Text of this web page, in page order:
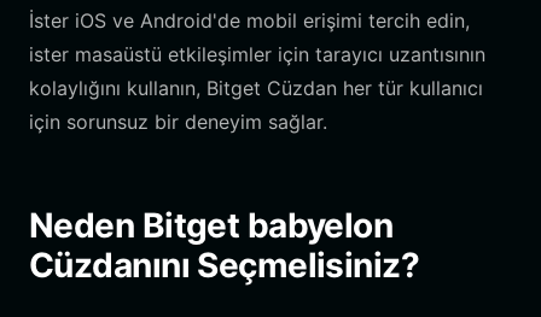
İster iOS ve Android'de mobil erişimi tercih edin,
ister masaüstü etkileşimler için tarayıcı uzantısının
kolaylığını kullanın, Bitget Cüzdan her tür kullanıcı
için sorunsuz bir deneyim sağlar.
Neden Bitget babyelon
Cüzdanını Seçmelisiniz?